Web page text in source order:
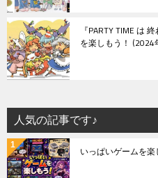
『PARTY TIME は
を楽しもう！ 2024
人気の記事です♪
いっぱいゲームを楽